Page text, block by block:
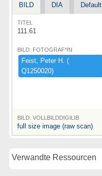
BILD DIA Default
TITEL
111.61
BILD: FOTOGRAF*IN
Feist,​ ​Peter ​H.​ ​(​
Q1250020)​
BILD: VOLLBILDDIGILIB
full size image (raw scan)
Verwandte Ressourcen